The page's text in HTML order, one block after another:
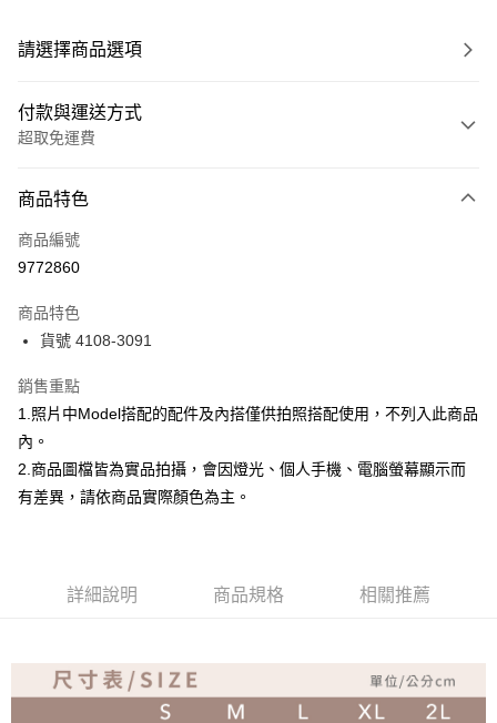
請選擇商品選項
付款與運送方式
超取免運費
信用卡一次付款
超商取貨付款
ATM付款
運送方式
全家取貨付款
付款後全家取貨
免運費
商品特色
商品編號
9772860
商品特色
貨號 4108-3091
銷售重點
1.照片中Model搭配的配件及內搭僅供拍照搭配使用，不列入此商品
內。
2.商品圖檔皆為實品拍攝，會因燈光、個人手機、電腦螢幕顯示而
有差異，請依商品實際顏色為主。
詳細說明 商品規格 相關推薦